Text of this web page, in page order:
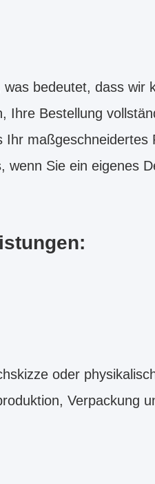
bedeutet, dass wir
Ihre Bestellung
Ihr maßgeschneidertes
wenn Sie ein eigenes
oder
Verpackung